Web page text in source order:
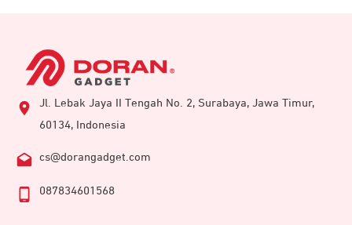
Jl. Lebak Jaya II Tengah No. 2, Surabaya, Jawa Timur,
60134, Indonesia
cs@dorangadget.com
087834601568